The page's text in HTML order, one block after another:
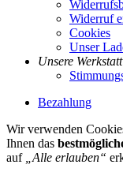
Widerruf
Cookies
Unser
Unsere Werkstatt
Bezahlung
Wir verwenden
Ihnen das
auf
„Alle erlauben“